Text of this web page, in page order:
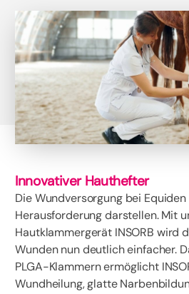
Innovativer Hauthefter
Die Wundversorgung bei
Herausforderung darstellen. Mit
Hautklammergerät INSORB wird
Wunden nun deutlich einfacher.
PLGA-Klammern ermöglicht
Wundheilung, glatte